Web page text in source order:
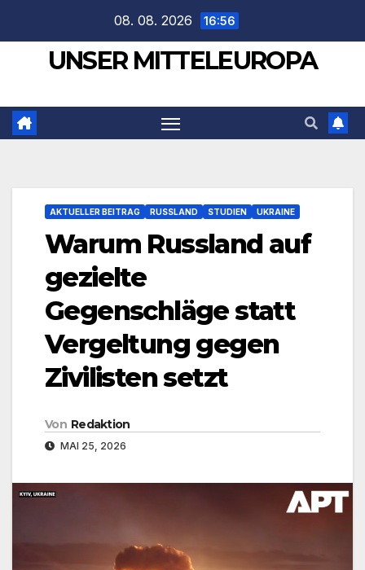
springen
08. 08. 2026 16:56
UNSER MITTELEUROPA
AKTUELLER BEITRAG RUSSLAND STUDIEN UKRAINE
Warum Russland auf
gezielte
Gegenschläge statt
Vergeltung gegen
Zivilisten setzt
Von Redaktion
MAI 25, 2026